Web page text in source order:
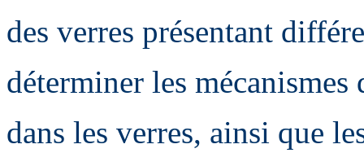
des verres présentant
déterminer les
dans les verres, ainsi que